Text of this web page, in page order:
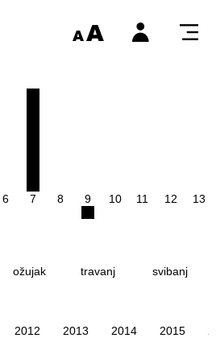
6 7 8 9 10 11 12 13
ožujak travanj svibanj
2012 2013 2014 2015